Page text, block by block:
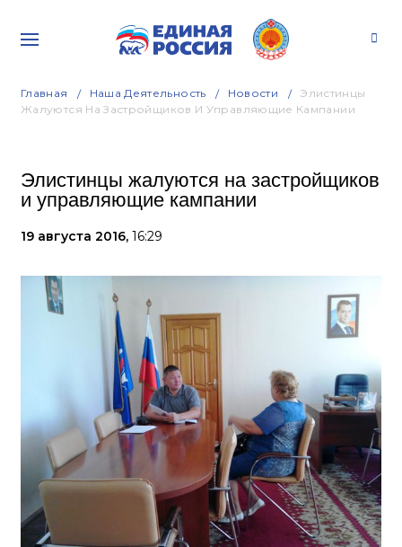
Главная Наша Деятельность Новости
Элистинцы
Жалуются На Застройщиков И Управляющие Кампании
Элистинцы жалуются на застройщиков
и управляющие кампании
19 августа 2016, 16:29